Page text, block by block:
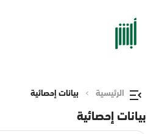
الرئيسية بيانات إحصائية
بيانات إحصائية